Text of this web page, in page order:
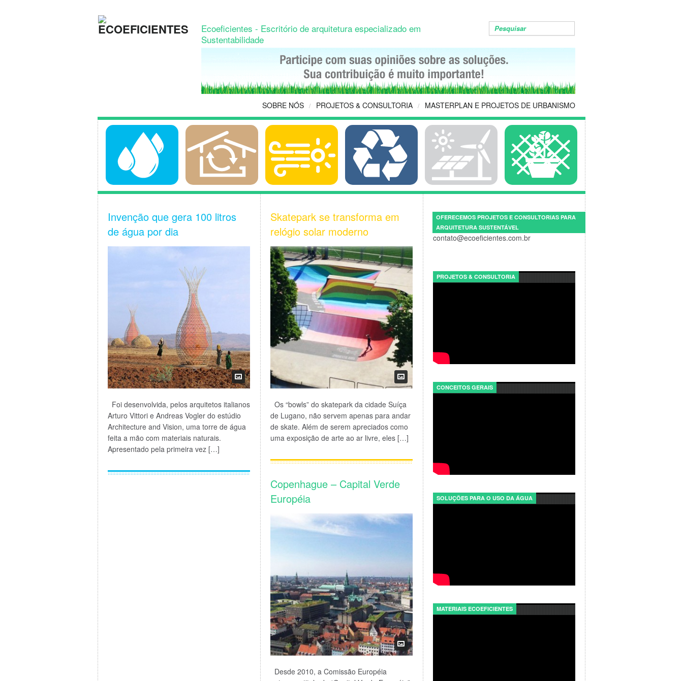
Ecoeficientes - Escritório de arquitetura especializado em
Sustentabilidade
SOBRE NÓS / PROJETOS & CONSULTORIA / MASTERPLAN E PROJETOS DE URBANISMO
Invenção que gera 100 litros
de água por dia
Foi desenvolvida, pelos arquitetos italianos
Arturo Vittori e Andreas Vogler do estúdio
Architecture and Vision, uma torre de água
feita a mão com materiais naturais.
Apresentado pela primeira vez […]
Skatepark se transforma em
relógio solar moderno
Os “bowls” do skatepark da cidade Suíça
de Lugano, não servem apenas para andar
de skate. Além de serem apreciados como
uma exposição de arte ao ar livre, eles […]
Copenhague – Capital Verde
Européia
Desde 2010, a Comissão Européia
OFERECEMOS PROJETOS E CONSULTORIAS PARA
ARQUITETURA SUSTENTÁVEL
contato@ecoeficientes.com.br
PROJETOS & CONSULTORIA
CONCEITOS GERAIS
SOLUÇÕES PARA O USO DA ÁGUA
MATERIAIS ECOEFICIENTES